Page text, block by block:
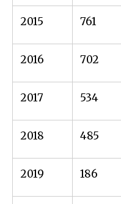
2015 761
2016 702
2017 534
2018 485
2019 186